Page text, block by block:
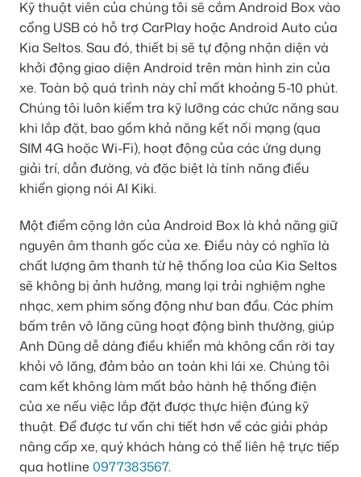
Kỹ thuật viên của chúng tôi sẽ cắm Android Box vào
cổng USB có hỗ trợ CarPlay hoặc Android Auto của
Kia Seltos. Sau đó, thiết bị sẽ tự động nhận diện và
khởi động giao diện Android trên màn hình zin của
xe. Toàn bộ quá trình này chỉ mất khoảng 5-10 phút.
Chúng tôi luôn kiểm tra kỹ lưỡng các chức năng sau
khi lắp đặt, bao gồm khả năng kết nối mạng (qua
SIM 4G hoặc Wi-Fi), hoạt động của các ứng dụng
giải trí, dẫn đường, và đặc biệt là tính năng điều
khiển giọng nói AI Kiki.
Một điểm cộng lớn của Android Box là khả năng giữ
nguyên âm thanh gốc của xe. Điều này có nghĩa là
chất lượng âm thanh từ hệ thống loa của Kia Seltos
sẽ không bị ảnh hưởng, mang lại trải nghiệm nghe
nhạc, xem phim sống động như ban đầu. Các phím
bấm trên vô lăng cũng hoạt động bình thường, giúp
Anh Dũng dễ dàng điều khiển mà không cần rời tay
khỏi vô lăng, đảm bảo an toàn khi lái xe. Chúng tôi
cam kết không làm mất bảo hành hệ thống điện
của xe nếu việc lắp đặt được thực hiện đúng kỹ
thuật. Để được tư vấn chi tiết hơn về các giải pháp
nâng cấp xe, quý khách hàng có thể liên hệ trực tiếp
qua hotline 0977383567.